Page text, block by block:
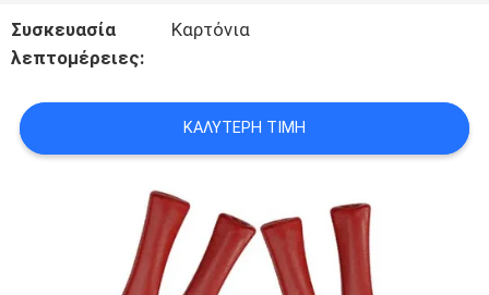
ΠΟΙΌΤΗΤΑΣ
ΕΠΙΚΟΙΝΩΝΉΣΤΕ
ΜΑΖΊ
ΕΙΔΉΣΕΙΣ
Συσκευασία
λεπτομέρειες:
Καρτόνια
ΚΑΛΎΤΕΡΗ ΤΙΜΉ